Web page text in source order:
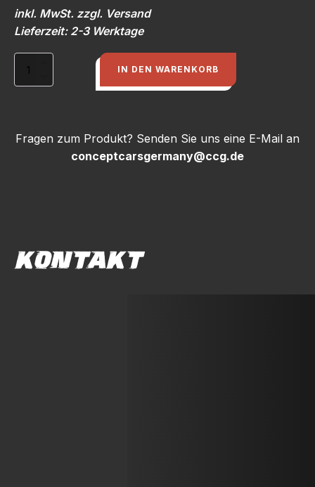
inkl. MwSt. zzgl. Versand
Lieferzeit: 2-3 Werktage
Elektrische
Menge
IN DEN WARENKORB
Fragen zum Produkt? Senden Sie uns eine E-Mail an
conceptcarsgermany@ccg.de
KONTAKT